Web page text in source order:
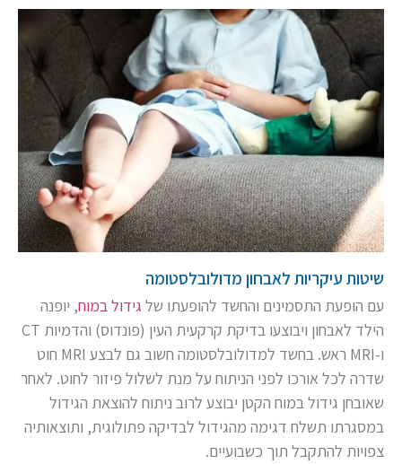
שיטות עיקריות לאבחון מדולובלסטומה
עם הופעת התסמינים והחשד להופעתו של גידול במוח, יופנה
הילד לאבחון ויבוצעו בדיקת קרקעית העין (פונדוס) והדמיות CT
ו-MRI ראש. בחשד למדולובלסטומה חשוב גם לבצע MRI חוט
שדרה לכל אורכו לפני הניתוח על מנת לשלול פיזור לחוט. לאחר
שאובחן גידול במוח הקטן יבוצע לרוב ניתוח להוצאת הגידול
במסגרתו תשלח דגימה מהגידול לבדיקה פתולוגית, ותוצאותיה
צפויות להתקבל תוך כשבועיים.